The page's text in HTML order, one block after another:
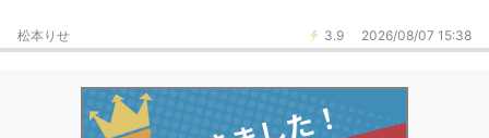
3.9 2026/08/07 15:38
松本りせ